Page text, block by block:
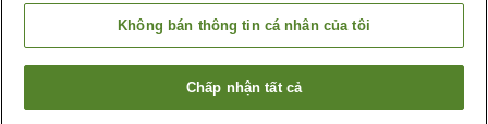
対応が非常に丁寧で、到着前から気持ちよく過ごせました。
てお部屋を涼しくしておいてくださるなど、細やかなおもて
なしに感動しました。
Báo cáo vi phạm Hữu ích
Xem thêm các kết quả khác
Không bán thông tin cá nhân của tôi
Chấp nhận tất cả